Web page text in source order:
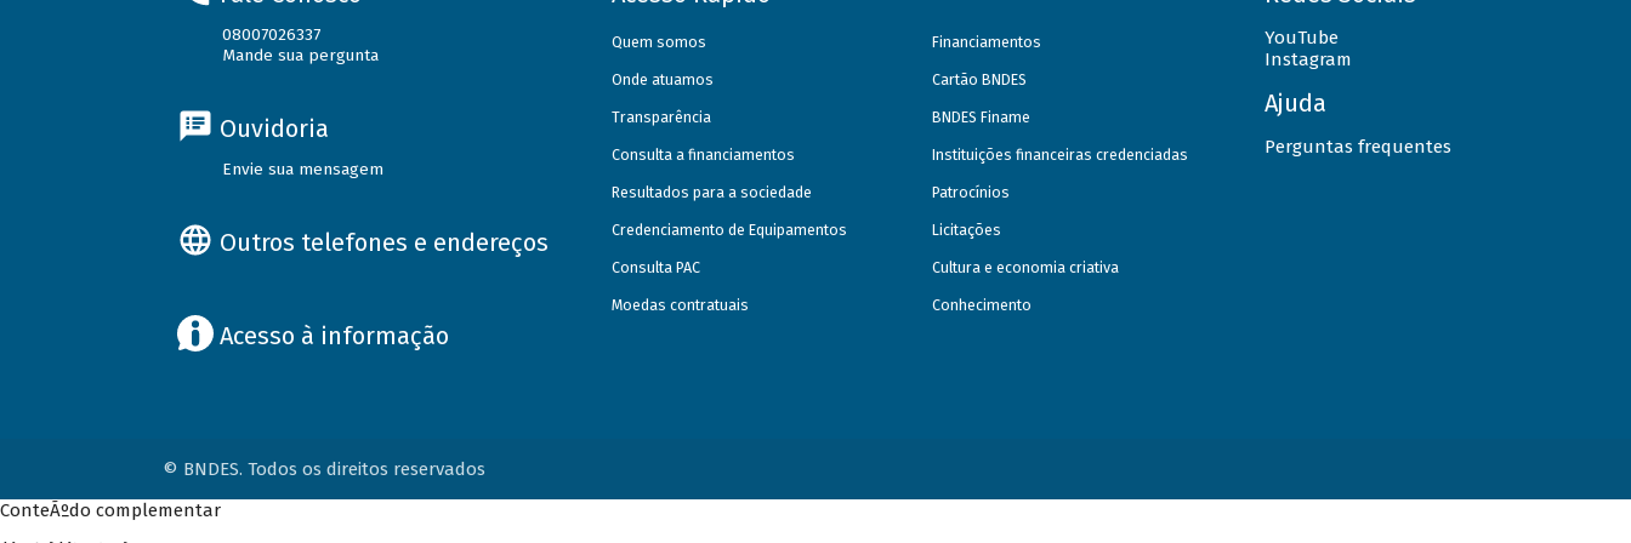
08007026337
Mande sua pergunta
Ouvidoria
Envie sua mensagem
Outros telefones e endereços
Acesso à informação
Quem somos
Onde atuamos
Transparência
Consulta a financiamentos
Resultados para a sociedade
Credenciamento de Equipamentos
Consulta PAC
Moedas contratuais
Financiamentos
Cartão BNDES
BNDES Finame
Instituições financeiras credenciadas
Patrocínios
Licitações
Cultura e economia criativa
Conhecimento
YouTube
Instagram
Ajuda
Perguntas frequentes
© BNDES. Todos os direitos reservados
ConteÃºdo complementar